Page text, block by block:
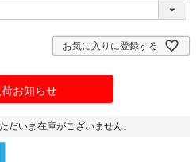
お気に入りに登録する
お知らせ
だいま在庫がございません。